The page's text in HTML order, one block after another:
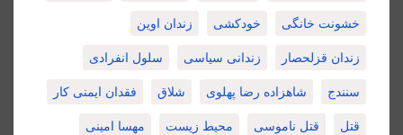
خشونت خانگی خودکشی زندان اوین
زندان قزلحصار زندانی سیاسی سلول انفرادی
سنندج شاهزاده رضا پهلوی شلاق فقدان ایمنی کار
قتل قتل ناموسی محیط زیست مهسا امینی